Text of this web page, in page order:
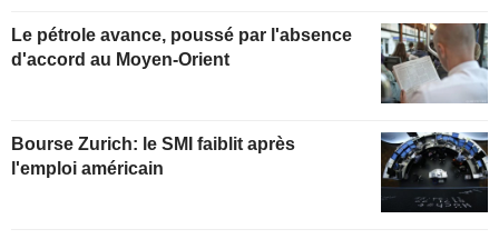
Le pétrole avance, poussé par l'absence
d'accord au Moyen-Orient
Bourse Zurich: le SMI faiblit après
l'emploi américain